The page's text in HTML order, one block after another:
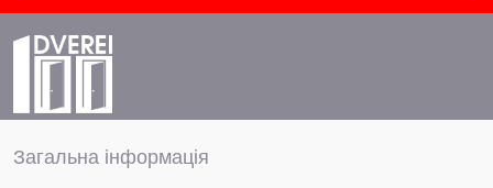
Загальна інформація